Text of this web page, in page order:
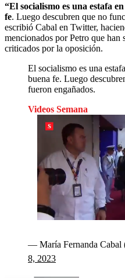
“El socialismo es una estafa
fe. Luego descubren que no
escribió Cabal en Twitter,
mencionados por Petro que han
criticados por la oposición.
El socialismo es una
buena fe. Luego
fueron engañados.
Videos Semana
— María Fernanda Cabal
8, 2023